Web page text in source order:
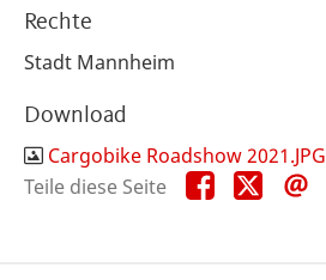
Rechte
Stadt Mannheim
Download
Cargobike Roadshow 2021.JPG
Teile diese Seite
Teile
diese
Teile
diese